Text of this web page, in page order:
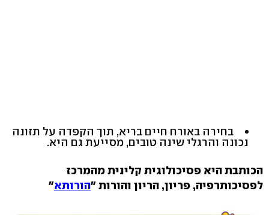
בחירה באורח חיים בריא, תוך הקפדה על תזונה
נכונה והרגלי שינה טובים, מסייעת גם היא.
הכותבת היא פסיכולוגית קלינית מהמרכז
לפסיכותרפיה, פריון, הריון והורות "הורותא"